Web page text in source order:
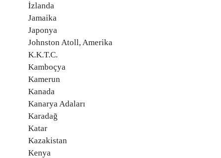
İzlanda
Jamaika
Japonya
Johnston Atoll, Amerika
K.K.T.C.
Kamboçya
Kamerun
Kanada
Kanarya Adaları
Karadağ
Katar
Kazakistan
Kenya